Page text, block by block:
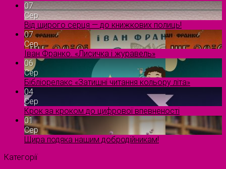
07
Сер
Від щирого серця — до книжкових полиць!
07
Сер
Іван Франко. «Лисичка і журавель»
06
Сер
Бібліорелакс «Затишні читання кольору літа»
04
Сер
Крок за кроком до цифрової впевненості
01
Сер
Щира подяка нашим добродійникам!
Категорії